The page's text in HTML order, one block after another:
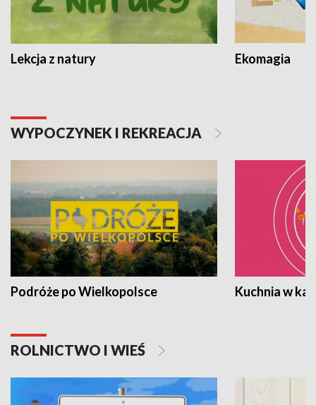
Lekcja z natury Ekomagia
WYPOCZYNEK I REKREACJA
Podróże po Wielkopolsce Kuchnia w
ROLNICTWO I WIEŚ